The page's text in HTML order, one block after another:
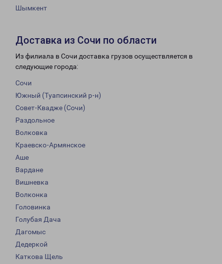
Шымкент
Доставка из Сочи по области
Из филиала в Сочи доставка грузов осуществляется в
следующие города:
Сочи
Южный (Туапсинский р-н)
Совет-Квадже (Сочи)
Раздольное
Волковка
Краевско-Армянское
Аше
Вардане
Вишневка
Волконка
Головинка
Голубая Дача
Дагомыс
Дедеркой
Каткова Щель